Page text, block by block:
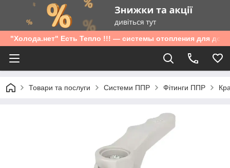
"Холода.нет" Есть Тепло !!! — системы отопления для дома
Товари та послуги Системи ППР Фітинги ППР